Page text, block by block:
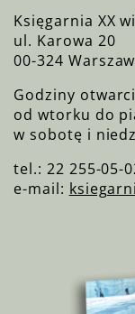
Księgarnia XX
ul. Karowa 20
00-324
Godziny
od wtorku do
w sobotę i
tel.: 22 255-05-
e-mail: